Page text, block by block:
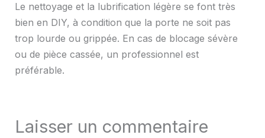
Le nettoyage et la lubrification légère se font très
bien en DIY, à condition que la porte ne soit pas
trop lourde ou grippée. En cas de blocage sévère
ou de pièce cassée, un professionnel est
préférable.
Laisser un commentaire